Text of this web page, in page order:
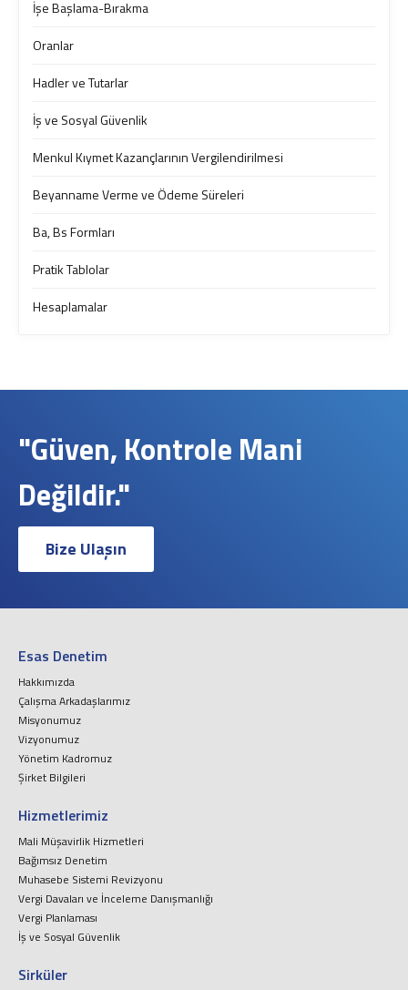
İşe Başlama-Bırakma
Oranlar
Hadler ve Tutarlar
İş ve Sosyal Güvenlik
Menkul Kıymet Kazançlarının Vergilendirilmesi
Beyanname Verme ve Ödeme Süreleri
Ba, Bs Formları
Pratik Tablolar
Hesaplamalar
"Güven, Kontrole Mani
Değildir."
Bize Ulaşın
Esas Denetim
Hakkımızda
Çalışma Arkadaşlarımız
Misyonumuz
Vizyonumuz
Yönetim Kadromuz
Şirket Bilgileri
Hizmetlerimiz
Mali Müşavirlik Hizmetleri
Bağımsız Denetim
Muhasebe Sistemi Revizyonu
Vergi Davaları ve İnceleme Danışmanlığı
Vergi Planlaması
İş ve Sosyal Güvenlik
Sirküler